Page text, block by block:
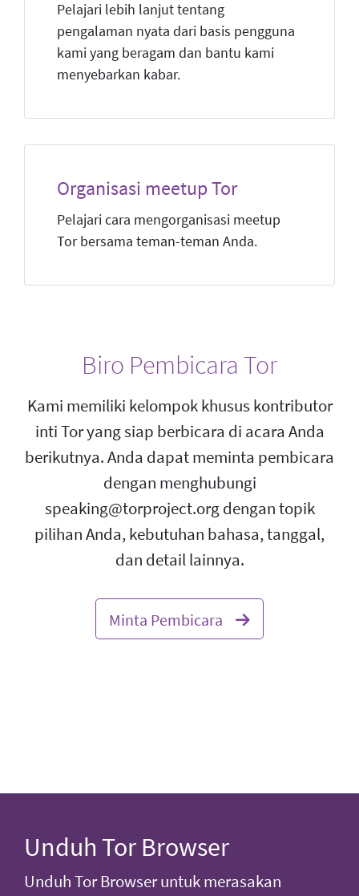
Pelajari lebih lanjut tentang
pengalaman nyata dari basis pengguna
kami yang beragam dan bantu kami
menyebarkan kabar.
Organisasi meetup Tor
Pelajari cara mengorganisasi meetup
Tor bersama teman-teman Anda.
Biro Pembicara Tor
Kami memiliki kelompok khusus kontributor
inti Tor yang siap berbicara di acara Anda
berikutnya. Anda dapat meminta pembicara
dengan menghubungi
speaking@torproject.org dengan topik
pilihan Anda, kebutuhan bahasa, tanggal,
dan detail lainnya.
Minta Pembicara
Unduh Tor Browser
Unduh Tor Browser untuk merasakan